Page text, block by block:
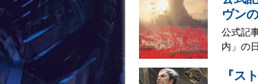
ヴン
公式記
内」の
『ス